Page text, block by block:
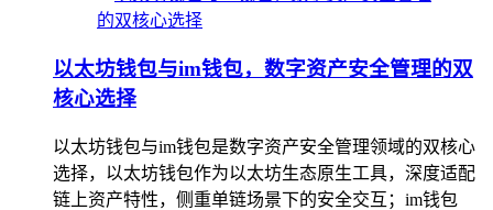
以太坊钱包与im钱包，数字资产安全管理的双
核心选择
以太坊钱包与im钱包是数字资产安全管理领域的双核心
选择，以太坊钱包作为以太坊生态原生工具，深度适配
链上资产特性，侧重单链场景下的安全交互；im钱包